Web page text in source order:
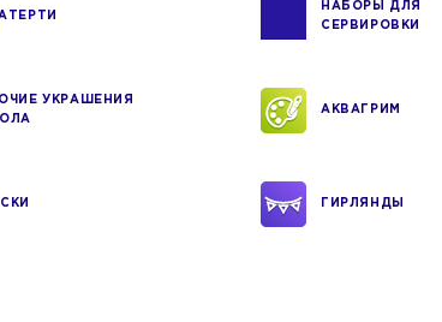
НАБОРЫ ДЛЯ
СЕРВИРОВКИ
УКРАШЕНИЯ
АКВАГРИМ
ГИРЛЯНДЫ